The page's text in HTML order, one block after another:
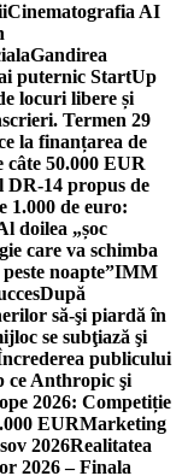
Cinematografia AI
Gandirea
puternic StartUp
locuri libere și
Termen 29
la finanțarea de
50.000 EUR
DR-14 propus de
1.000 de euro:
doilea „șoc
care va schimba
noapte”IMM
După
să-şi piardă în
se subţiază şi
publicului
ce Anthropic şi
2026: Competiție
EURMarketing
2026Realitatea
2026 – Finala